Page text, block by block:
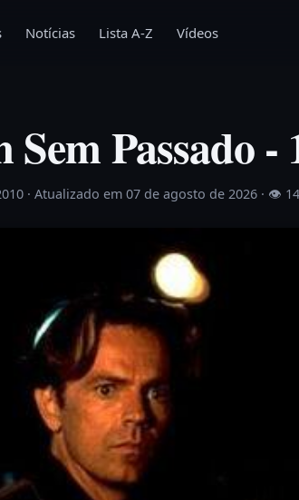
Notícias Lista A-Z Vídeos
Passado -
· Atualizado em 07 de agosto de 2026 · 👁